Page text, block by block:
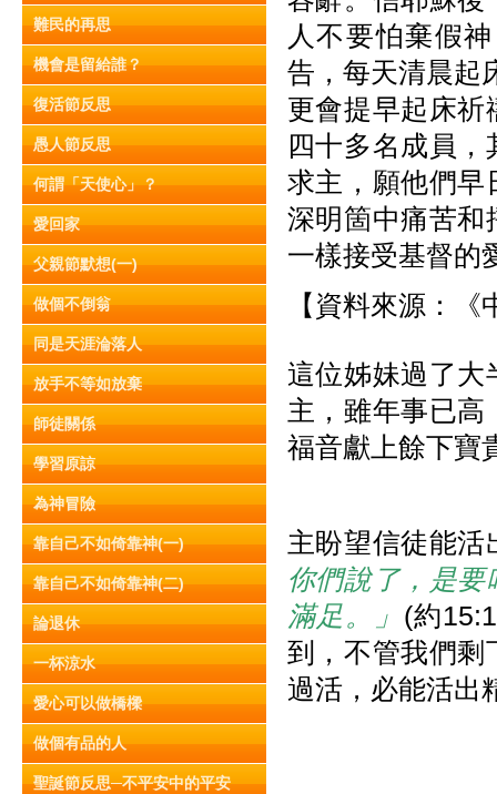
難民的再思
機會是留給誰？
復活節反思
愚人節反思
何謂「天使心」？
愛回家
父親節默想(一)
做個不倒翁
同是天涯淪落人
放手不等如放棄
師徒關係
學習原諒
為神冒險
靠自己不如倚靠神(一)
靠自己不如倚靠神(二)
論退休
一杯涼水
愛心可以做橋樑
做個有品的人
聖誕節反思─不平安中的平安
人不要怕棄假
告，每天清晨起
更會提早起床祈
四十多名成員
求主，願他們早
深明箇中痛苦和
一樣接受基督的
【資料來源：
這位姊妹過了大
主，雖年事已高
福音獻上餘下寶
主盼望信徒能活
你們說了，是
滿足。」 (約
到，不管我們剩
過活，必能活出